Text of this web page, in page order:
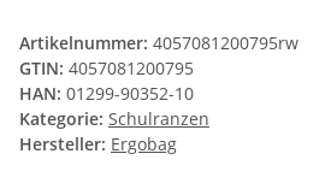
Artikelnummer: 4057081200795rw
GTIN: 4057081200795
HAN: 01299-90352-10
Kategorie: Schulranzen
Hersteller: Ergobag